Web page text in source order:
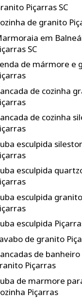
Piçarras SC
de granito
em
SC
de mármore e
de cozinha
de cozinha
esculpida
esculpida
esculpida granito
esculpida
de granito
de
Piçarras
de marmore
Piçarras